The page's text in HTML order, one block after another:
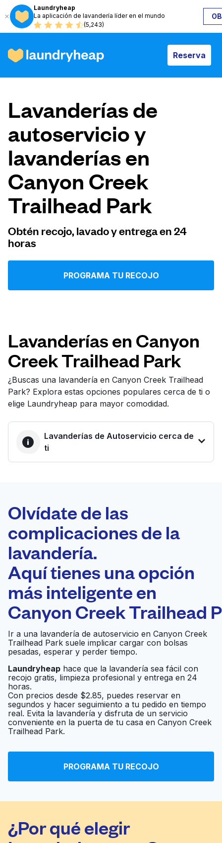
Laundryheap
La aplicación de lavandería líder en el mundo
(5,243)
Reserva
Reserva
Cómo funciona
Precios y servicios
Quiénes somos
Para las empresas
Iniciar sesión
United States ES
Lavanderías de
autoservicio y
lavanderías en
Canyon Creek
Trailhead Park
Obtén recojo, lavado y entrega en 24
horas
PROGRAMA TU RECOJO
Lavanderías en Canyon
Creek Trailhead Park
¿Buscas una lavandería en Canyon Creek Trailhead
Park? Explora estas opciones populares cerca de ti o
elige Laundryheap para mayor comodidad.
Lavanderías de Autoservicio cerca de
ti
Laundryheap.com
Programa tu recogida
0 min
Recojo y entrega
casa
Abierto 24/7
Reid's Cleaners &
Laundry
Ir al sitio web
Rick's Cleaners Ir al sitio web
Reid's Cleaners &
Laundry
Ir al sitio web
Olvídate de las
complicaciones de la
lavandería.
Aquí tienes una opción
más inteligente en
Canyon Creek Trailhead
Ir a una lavandería de autoservicio en Canyon Creek
Trailhead Park suele implicar cargar con bolsas
pesadas, esperar y perder tiempo.
Laundryheap hace que la lavandería sea fácil con
recojo gratis, limpieza profesional y entrega en 24
horas.
Con precios desde $2.85, puedes reservar en
segundos y hacer seguimiento a tu pedido en tiempo
real. Evita la lavandería y disfruta de un servicio
conveniente en la puerta de tu casa en Canyon Creek
Trailhead Park.
PROGRAMA TU RECOJO
¿Por qué elegir